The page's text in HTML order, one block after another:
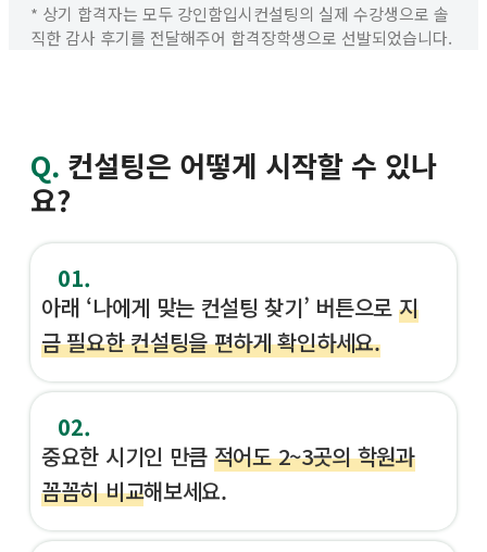
* 상기 합격자는 모두 강인함입시컨설팅의 실제 수강생으로 솔
직한 감사 후기를 전달해주어 합격장학생으로 선발되었습니다.
Q. 컨설팅은 어떻게 시작할 수 있나
요?
01.
아래 ‘나에게 맞는 컨설팅 찾기’ 버튼으로 지
금 필요한 컨설팅을 편하게 확인하세요.
02.
중요한 시기인 만큼 적어도 2~3곳의 학원과
꼼꼼히 비교해보세요.